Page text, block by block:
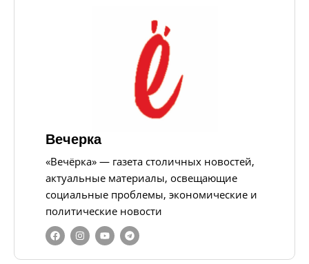
Вечерка
«Вечёрка» — газета столичных новостей,
актуальные материалы, освещающие
социальные проблемы, экономические и
политические новости